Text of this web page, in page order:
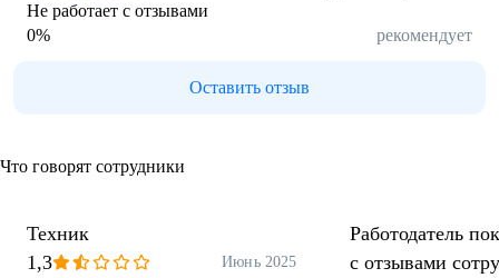
Не работает с отзывами
0% рекомендует
Оставить отзыв
Что говорят сотрудники
Техник
1,3
Июнь 2025
Работодатель
с отзывами